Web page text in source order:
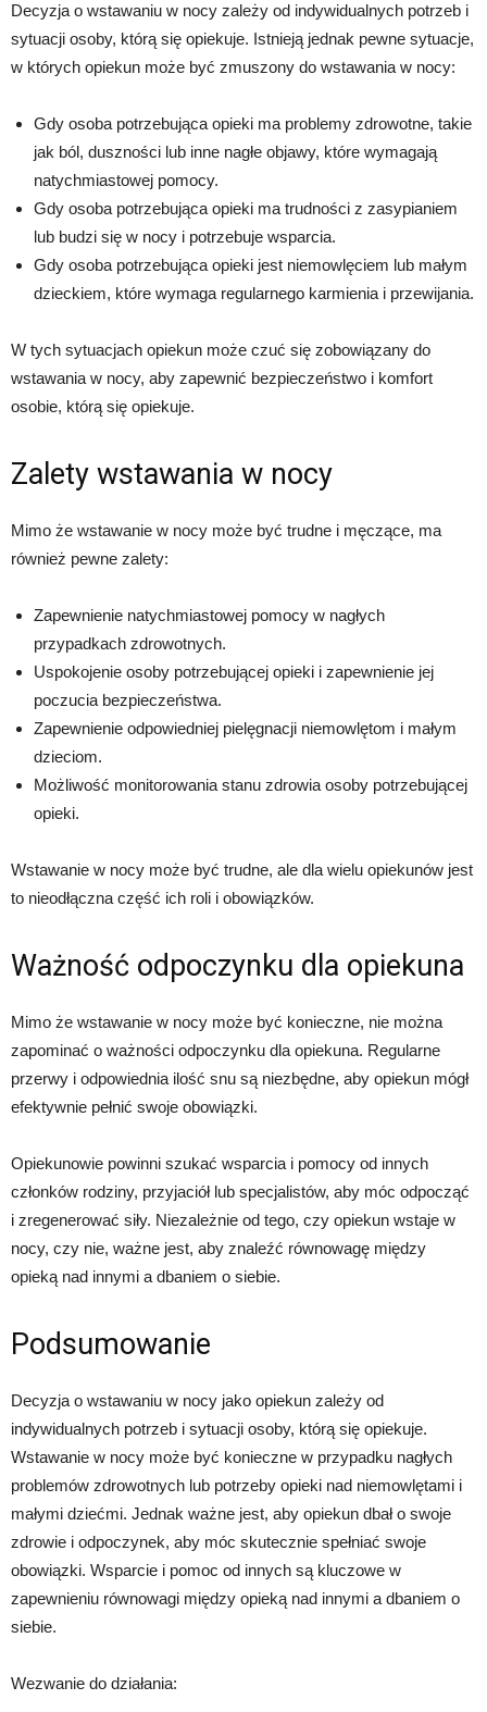
Decyzja o wstawaniu w nocy zależy od indywidualnych potrzeb i
sytuacji osoby, którą się opiekuje. Istnieją jednak pewne sytuacje,
w których opiekun może być zmuszony do wstawania w nocy:
Gdy osoba potrzebująca opieki ma problemy zdrowotne, takie
jak ból, duszności lub inne nagłe objawy, które wymagają
natychmiastowej pomocy.
Gdy osoba potrzebująca opieki ma trudności z zasypianiem
lub budzi się w nocy i potrzebuje wsparcia.
Gdy osoba potrzebująca opieki jest niemowlęciem lub małym
dzieckiem, które wymaga regularnego karmienia i przewijania.
W tych sytuacjach opiekun może czuć się zobowiązany do
wstawania w nocy, aby zapewnić bezpieczeństwo i komfort
osobie, którą się opiekuje.
Zalety wstawania w nocy
Mimo że wstawanie w nocy może być trudne i męczące, ma
również pewne zalety:
Zapewnienie natychmiastowej pomocy w nagłych
przypadkach zdrowotnych.
Uspokojenie osoby potrzebującej opieki i zapewnienie jej
poczucia bezpieczeństwa.
Zapewnienie odpowiedniej pielęgnacji niemowlętom i małym
dzieciom.
Możliwość monitorowania stanu zdrowia osoby potrzebującej
opieki.
Wstawanie w nocy może być trudne, ale dla wielu opiekunów jest
to nieodłączna część ich roli i obowiązków.
Ważność odpoczynku dla opiekuna
Mimo że wstawanie w nocy może być konieczne, nie można
zapominać o ważności odpoczynku dla opiekuna. Regularne
przerwy i odpowiednia ilość snu są niezbędne, aby opiekun mógł
efektywnie pełnić swoje obowiązki.
Opiekunowie powinni szukać wsparcia i pomocy od innych
członków rodziny, przyjaciół lub specjalistów, aby móc odpocząć
i zregenerować siły. Niezależnie od tego, czy opiekun wstaje w
nocy, czy nie, ważne jest, aby znaleźć równowagę między
opieką nad innymi a dbaniem o siebie.
Podsumowanie
Decyzja o wstawaniu w nocy jako opiekun zależy od
indywidualnych potrzeb i sytuacji osoby, którą się opiekuje.
Wstawanie w nocy może być konieczne w przypadku nagłych
problemów zdrowotnych lub potrzeby opieki nad niemowlętami i
małymi dziećmi. Jednak ważne jest, aby opiekun dbał o swoje
zdrowie i odpoczynek, aby móc skutecznie spełniać swoje
obowiązki. Wsparcie i pomoc od innych są kluczowe w
zapewnieniu równowagi między opieką nad innymi a dbaniem o
siebie.
Wezwanie do działania: